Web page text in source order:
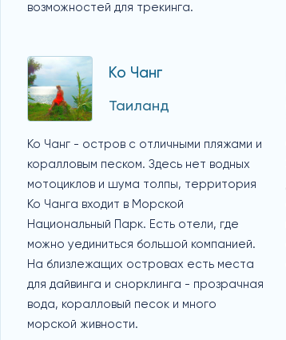
возможностей для трекинга.
Ко Чанг
Таиланд
Ко Чанг - остров с отличными пляжами и
коралловым песком. Здесь нет водных
мотоциклов и шума толпы, территория
Ко Чанга входит в Морской
Национальный Парк. Есть отели, где
можно уединиться большой компанией.
На близлежащих островах есть места
для дайвинга и снорклинга - прозрачная
вода, коралловый песок и много
морской живности.